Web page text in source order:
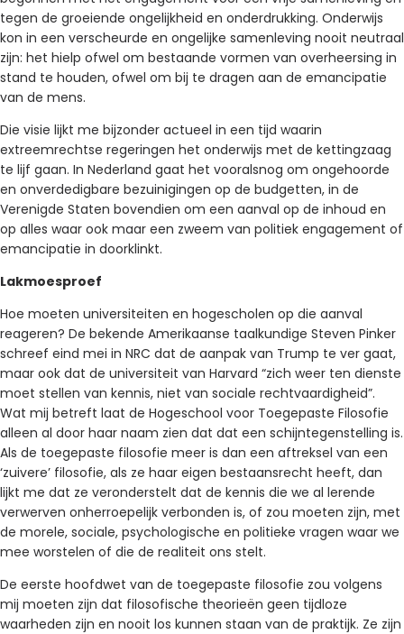
tegen de groeiende ongelijkheid en onderdrukking. Onderwijs
kon in een verscheurde en ongelijke samenleving nooit neutraal
zijn: het hielp ofwel om bestaande vormen van overheersing in
stand te houden, ofwel om bij te dragen aan de emancipatie
van de mens.
Die visie lijkt me bijzonder actueel in een tijd waarin
extreemrechtse regeringen het onderwijs met de kettingzaag
te lijf gaan. In Nederland gaat het vooralsnog om ongehoorde
en onverdedigbare bezuinigingen op de budgetten, in de
Verenigde Staten bovendien om een aanval op de inhoud en
op alles waar ook maar een zweem van politiek engagement of
emancipatie in doorklinkt.
Lakmoesproef
Hoe moeten universiteiten en hogescholen op die aanval
reageren? De bekende Amerikaanse taalkundige Steven Pinker
schreef eind mei in NRC dat de aanpak van Trump te ver gaat,
maar ook dat de universiteit van Harvard “zich weer ten dienste
moet stellen van kennis, niet van sociale rechtvaardigheid”.
Wat mij betreft laat de Hogeschool voor Toegepaste Filosofie
alleen al door haar naam zien dat dat een schijntegenstelling is.
Als de toegepaste filosofie meer is dan een aftreksel van een
‘zuivere’ filosofie, als ze haar eigen bestaansrecht heeft, dan
lijkt me dat ze veronderstelt dat de kennis die we al lerende
verwerven onherroepelijk verbonden is, of zou moeten zijn, met
de morele, sociale, psychologische en politieke vragen waar we
mee worstelen of die de realiteit ons stelt.
De eerste hoofdwet van de toegepaste filosofie zou volgens
mij moeten zijn dat filosofische theorieën geen tijdloze
waarheden zijn en nooit los kunnen staan van de praktijk. Ze zijn